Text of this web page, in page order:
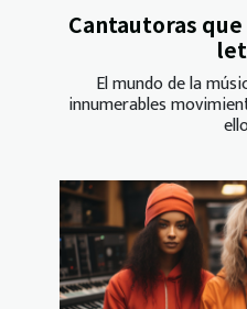
Cantautoras
El mundo de la
innumerables